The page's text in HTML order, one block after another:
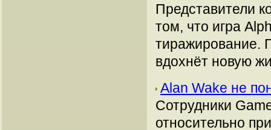
Представители
том, что игра
тиражирование.
вдохнёт новую
Alan Wake не
Сотрудники
относительно